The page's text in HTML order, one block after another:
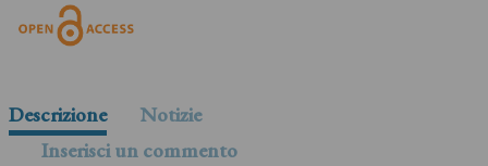
Descrizione
Notizie
Inserisci un commento